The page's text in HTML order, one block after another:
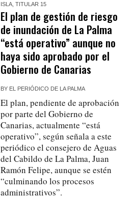
ISLA ,TITULAR 15
El plan de gestión de riesgo
de inundación de La Palma
“está operativo” aunque no
haya sido aprobado por el
Gobierno de Canarias
BY EL PERIÓDICO DE LA PALMA
El plan, pendiente de aprobación
por parte del Gobierno de
Canarias, actualmente “está
operativo”, según señala a este
periódico el consejero de Aguas
del Cabildo de La Palma, Juan
Ramón Felipe, aunque se estén
“culminando los procesos
administrativos”.